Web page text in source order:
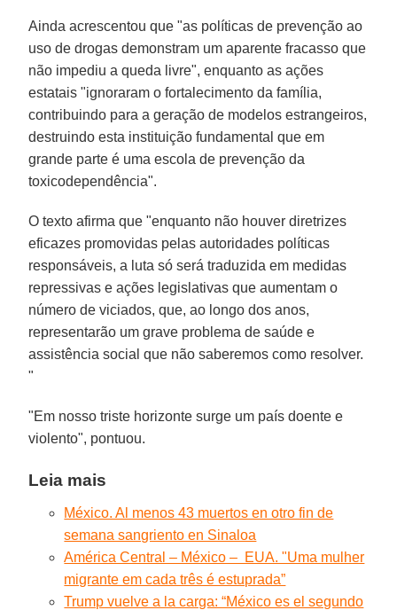
Ainda acrescentou que "as políticas de prevenção ao
uso de drogas demonstram um aparente fracasso que
não impediu a queda livre", enquanto as ações
estatais "ignoraram o fortalecimento da família,
contribuindo para a geração de modelos estrangeiros,
destruindo esta instituição fundamental que em
grande parte é uma escola de prevenção da
toxicodependência".
O texto afirma que "enquanto não houver diretrizes
eficazes promovidas pelas autoridades políticas
responsáveis, a luta só será traduzida em medidas
repressivas e ações legislativas que aumentam o
número de viciados, que, ao longo dos anos,
representarão um grave problema de saúde e
assistência social que não saberemos como resolver.
"
"Em nosso triste horizonte surge um país doente e
violento", pontuou.
Leia mais
México. Al menos 43 muertos en otro fin de
semana sangriento en Sinaloa
América Central – México – EUA. "Uma mulher
migrante em cada três é estuprada”
Trump vuelve a la carga: “México es el segundo